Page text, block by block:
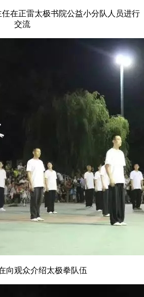
正雷太极书院公益小分队人员进行
交流
观众介绍太极拳队伍